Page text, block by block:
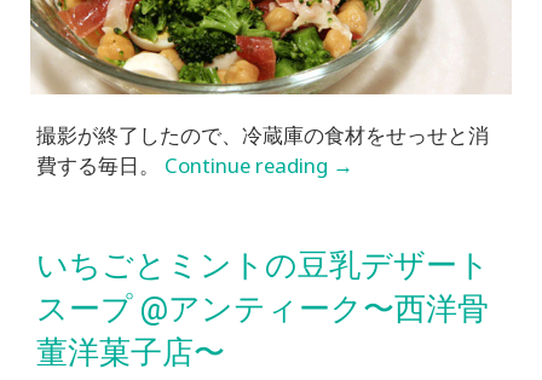
撮影が終了したので、冷蔵庫の食材をせっせと消
費する毎日。 Continue reading →
いちごとミントの豆乳デザート
スープ @アンティーク〜西洋骨
董洋菓子店〜